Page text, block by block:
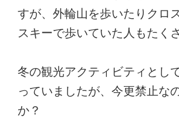
すが、外輪山を歩いたりクロ
スキーで歩いていた人もたく
冬の観光アクティビティとし
っていましたが、今更禁止な
か？